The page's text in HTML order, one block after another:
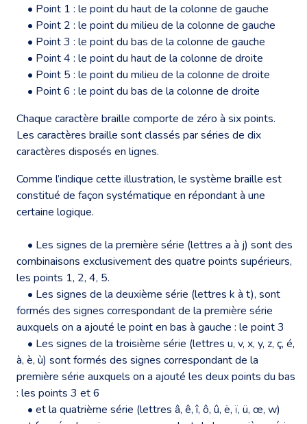
• Point 1 : le point du haut de la colonne de gauche
• Point 2 : le point du milieu de la colonne de gauche
• Point 3 : le point du bas de la colonne de gauche
• Point 4 : le point du haut de la colonne de droite
• Point 5 : le point du milieu de la colonne de droite
• Point 6 : le point du bas de la colonne de droite
Chaque caractère braille comporte de zéro à six points.
Les caractères braille sont classés par séries de dix
caractères disposés en lignes.
Comme l’indique cette illustration, le système braille est
constitué de façon systématique en répondant à une
certaine logique.
• Les signes de la première série (lettres a à j) sont des
combinaisons exclusivement des quatre points supérieurs,
les points 1, 2, 4, 5.
• Les signes de la deuxième série (lettres k à t), sont
formés des signes correspondant de la première série
auxquels on a ajouté le point en bas à gauche : le point 3
• Les signes de la troisième série (lettres u, v, x, y, z, ç, é,
à, è, ù) sont formés des signes correspondant de la
première série auxquels on a ajouté les deux points du bas
: les points 3 et 6
• et la quatrième série (lettres â, ê, î, ô, û, ë, ï, ü, œ, w)